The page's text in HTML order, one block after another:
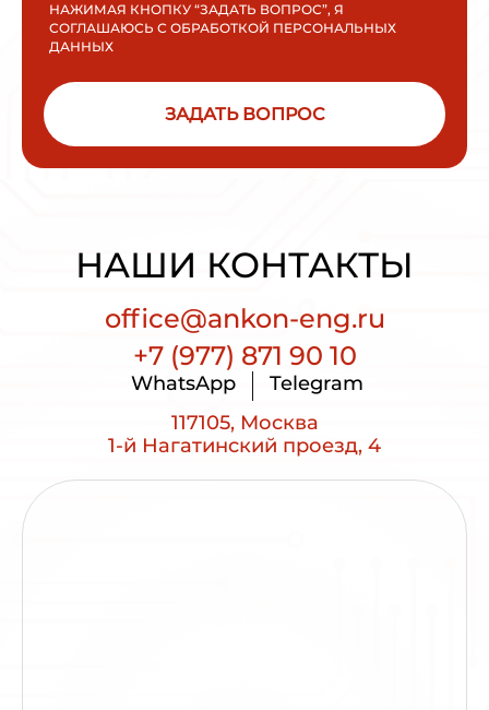
НАЖИМАЯ КНОПКУ “ЗАДАТЬ ВОПРОС”, Я
СОГЛАШАЮСЬ С ОБРАБОТКОЙ ПЕРСОНАЛЬНЫХ
ДАННЫХ
ЗАДАТЬ ВОПРОС
НАШИ КОНТАКТЫ
office@ankon-eng.ru
+7 (977) 871 90 10
WhatsApp
Telegram
117105, Москва
1-й Нагатинский проезд, 4